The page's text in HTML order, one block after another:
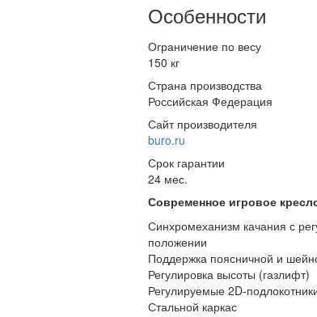
Особенности
Ограничение по весу
150 кг
Страна производства
Российская Федерация
Сайт производителя
buro.ru
Срок гарантии
24 мес.
Современное игровое
Синхромеханизм качания с
положении
Поддержка поясничной и
Регулировка высоты (газлифт)
Регулируемые 2D-
Стальной каркас